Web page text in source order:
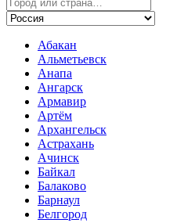
Абакан
Альметьевск
Анапа
Ангарск
Армавир
Артём
Архангельск
Астрахань
Ачинск
Байкал
Балаково
Барнаул
Белгород